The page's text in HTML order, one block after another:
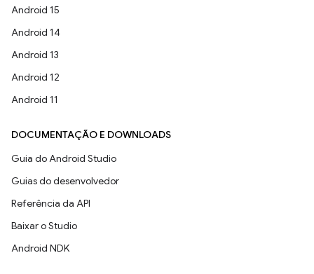
Android 15
Android 14
Android 13
Android 12
Android 11
DOCUMENTAÇÃO E DOWNLOADS
Guia do Android Studio
Guias do desenvolvedor
Referência da API
Baixar o Studio
Android NDK